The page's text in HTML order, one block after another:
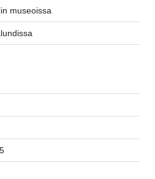
museoissa